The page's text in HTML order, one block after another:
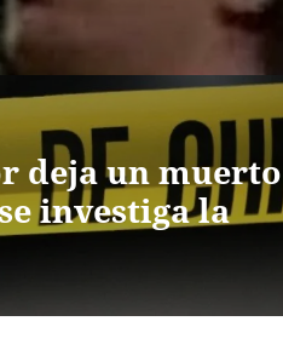
deja un muerto
investiga la